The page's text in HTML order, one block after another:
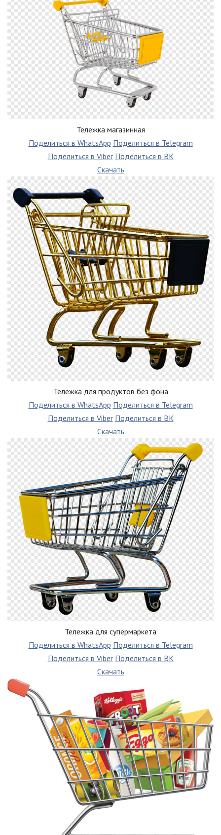
Тележка магазинная
Поделиться в WhatsApp Поделиться в Telegram
Поделиться в Viber Поделиться в ВК
Скачать
Тележка для продуктов без фона
Поделиться в WhatsApp Поделиться в Telegram
Поделиться в Viber Поделиться в ВК
Скачать
Тележка для супермаркета
Поделиться в WhatsApp Поделиться в Telegram
Поделиться в Viber Поделиться в ВК
Скачать